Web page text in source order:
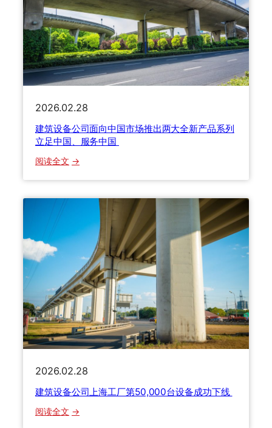
绿
色
发
展
杰
出
业
称
号
度
产
品
T
O
P
0
晓
建
筑
荣
项
大
奖
2026.02.28
建筑设备公司面向中国市场推出两大全新产品系列
立足中国、服务中国
阅读全文 ：
司
向
中
国
市
场
推
两
全
新
2026.02.28
建筑设备公司上海工厂第50,000台设备成功下线
阅读全文 ：